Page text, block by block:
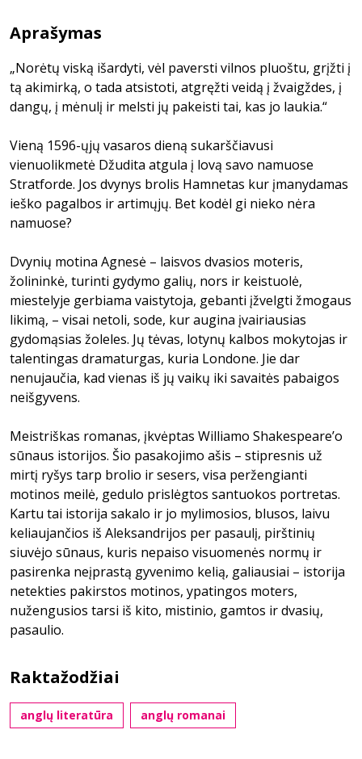
Aprašymas
„Norėtų viską išardyti, vėl paversti vilnos pluoštu, grįžti į
tą akimirką, o tada atsistoti, atgręžti veidą į žvaigždes, į
dangų, į mėnulį ir melsti jų pakeisti tai, kas jo laukia.“
Vieną 1596-ųjų vasaros dieną sukarščiavusi
vienuolikmetė Džudita atgula į lovą savo namuose
Stratforde. Jos dvynys brolis Hamnetas kur įmanydamas
ieško pagalbos ir artimųjų. Bet kodėl gi nieko nėra
namuose?
Dvynių motina Agnesė – laisvos dvasios moteris,
žolininkė, turinti gydymo galių, nors ir keistuolė,
miestelyje gerbiama vaistytoja, gebanti įžvelgti žmogaus
likimą, – visai netoli, sode, kur augina įvairiausias
gydomąsias žoleles. Jų tėvas, lotynų kalbos mokytojas ir
talentingas dramaturgas, kuria Londone. Jie dar
nenujaučia, kad vienas iš jų vaikų iki savaitės pabaigos
neišgyvens.
Meistriškas romanas, įkvėptas Williamo Shakespeareʼo
sūnaus istorijos. Šio pasakojimo ašis – stipresnis už
mirtį ryšys tarp brolio ir sesers, visa peržengianti
motinos meilė, gedulo prislėgtos santuokos portretas.
Kartu tai istorija sakalo ir jo mylimosios, blusos, laivu
keliaujančios iš Aleksandrijos per pasaulį, pirštinių
siuvėjo sūnaus, kuris nepaiso visuomenės normų ir
pasirenka neįprastą gyvenimo kelią, galiausiai – istorija
netekties pakirstos motinos, ypatingos moters,
nužengusios tarsi iš kito, mistinio, gamtos ir dvasių,
pasaulio.
Raktažodžiai
anglų literatūra anglų romanai